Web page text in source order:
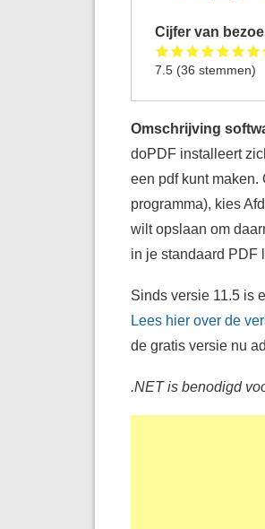
Cijfer van
7.5 (36 stemmen)
Omschrijving
doPDF installeert
een pdf kunt maken.
programma), kies
wilt opslaan om
in je standaard PDF
Sinds versie 11.5 is
Lees hier over de
de gratis versie nu
.NET is benodigd